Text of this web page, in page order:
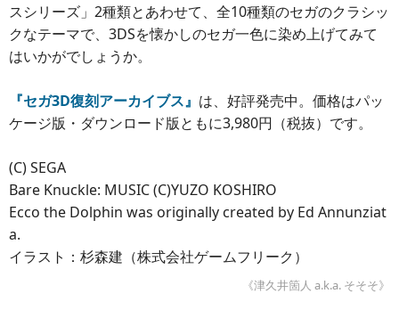
スシリーズ」2種類とあわせて、全10種類のセガのクラシッ
クなテーマで、3DSを懐かしのセガ一色に染め上げてみて
はいかがでしょうか。
『セガ3D復刻アーカイブス』 は、好評発売中。価格はパッ
ケージ版・ダウンロード版ともに3,980円（税抜）です。
(C) SEGA
Bare Knuckle: MUSIC (C)YUZO KOSHIRO
Ecco the Dolphin was originally created by Ed Annunziat
a.
イラスト：杉森建（株式会社ゲームフリーク）
《津久井箇人 a.k.a. そそそ》